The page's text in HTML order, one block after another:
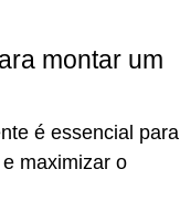
montar um
é essencial para
maximizar o